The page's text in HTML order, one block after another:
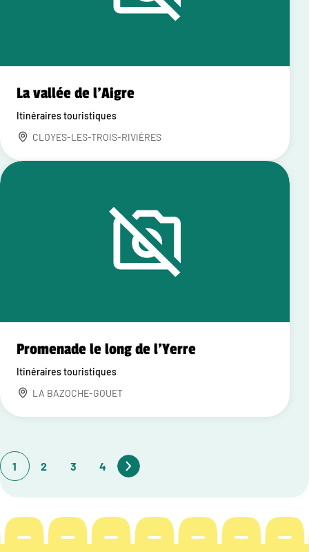
La vallée de l'Aigre
Itinéraires touristiques
CLOYES-LES-TROIS-RIVIÈRES
Promenade le long de l'Yerre
Itinéraires touristiques
LA BAZOCHE-GOUET
1 2 3 4